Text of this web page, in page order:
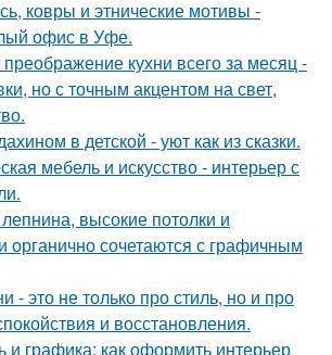
ковры и этнические мотивы -
офис в Уфе.
кухни всего за месяц -
но с точным акцентом на свет,
в детской - уют как из сказки.
мебель и искусство - интерьер с
высокие потолки и
органично сочетаются с графичным
- это не только про стиль, но и про
и восстановления.
и графика: как оформить интерьер